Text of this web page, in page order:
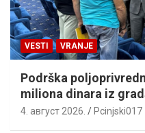
VESTI VRANJE
Podrška
miliona dinara iz
4. август 2026. Pcinjski017